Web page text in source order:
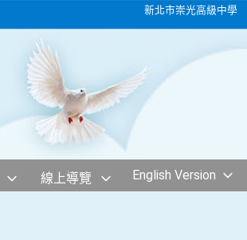
新北市崇光高級中學
線上導覽 English Version